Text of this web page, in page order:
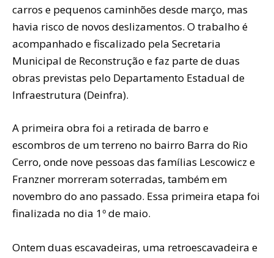
carros e pequenos caminhões desde março, mas
havia risco de novos deslizamentos. O trabalho é
acompanhado e fiscalizado pela Secretaria
Municipal de Reconstrução e faz parte de duas
obras previstas pelo Departamento Estadual de
Infraestrutura (Deinfra).
A primeira obra foi a retirada de barro e
escombros de um terreno no bairro Barra do Rio
Cerro, onde nove pessoas das famílias Lescowicz e
Franzner morreram soterradas, também em
novembro do ano passado. Essa primeira etapa foi
finalizada no dia 1º de maio.
Ontem duas escavadeiras, uma retroescavadeira e